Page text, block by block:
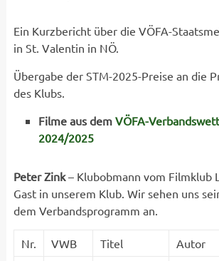
Ein Kurzbericht über die VÖFA-
in St. Valentin in NÖ.
Übergabe der STM-2025-Preise an die
des Klubs.
Filme aus dem VÖFA-
2024/2025
Peter Zink– Klubobmann vom Filmklub
Gast in unserem Klub. Wir sehen uns
dem Verbandsprogramm an.
Nr. VWB Titel Autor